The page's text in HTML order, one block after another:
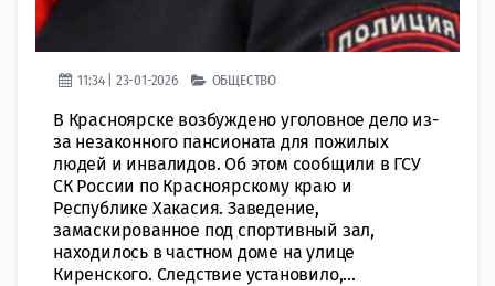
11:34 | 23-01-2026 ОБЩЕСТВО
В Красноярске возбуждено уголовное дело из-
за незаконного пансионата для пожилых
людей и инвалидов. Об этом сообщили в ГСУ
СК России по Красноярскому краю и
Республике Хакасия. Заведение,
замаскированное под спортивный зал,
находилось в частном доме на улице
Киренского. Следствие установило,...